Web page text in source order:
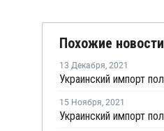
Похожие новости
13 Декабря, 2021
15 Ноября, 2021